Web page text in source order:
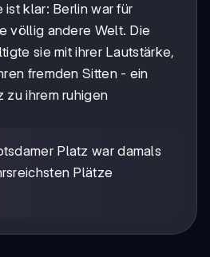
ist klar: Berlin war für
völlig andere Welt. Die
sie mit ihrer Lautstärke,
fremden Sitten - ein
zu ihrem ruhigen
Platz war damals
Plätze